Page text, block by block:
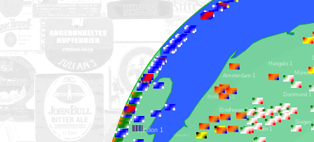
London 1
Amsterdam 1
Köln 1
Eindhoven 1
Rotterdam 1 Dortmund 1
Hengelo 1
Ostende 1